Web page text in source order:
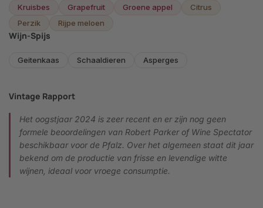
Kruisbes Grapefruit Groene appel
Citrus
Perzik
Rijpe meloen
Wijn-Spijs
Geitenkaas Schaaldieren Asperges
Vintage Rapport
Het oogstjaar 2024 is zeer recent en er zijn nog geen
formele beoordelingen van Robert Parker of Wine Spectator
beschikbaar voor de Pfalz. Over het algemeen staat dit jaar
bekend om de productie van frisse en levendige witte
wijnen, ideaal voor vroege consumptie.